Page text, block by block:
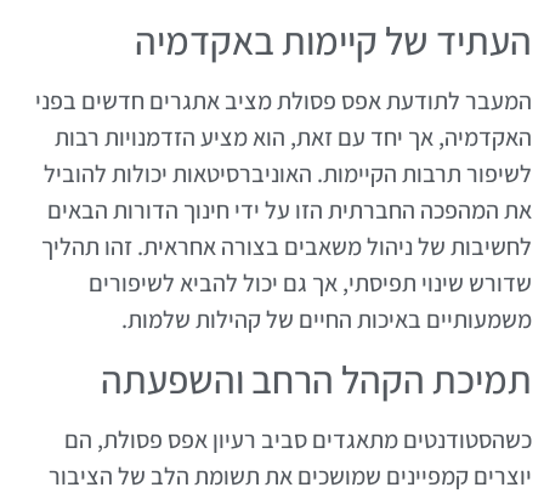
העתיד של קיימות באקדמיה
המעבר לתודעת אפס פסולת מציב אתגרים חדשים בפני
האקדמיה, אך יחד עם זאת, הוא מציע הזדמנויות רבות
לשיפור תרבות הקיימות. האוניברסיטאות יכולות להוביל
את המהפכה החברתית הזו על ידי חינוך הדורות הבאים
לחשיבות של ניהול משאבים בצורה אחראית. זהו תהליך
שדורש שינוי תפיסתי, אך גם יכול להביא לשיפורים
משמעותיים באיכות החיים של קהילות שלמות.
תמיכת הקהל הרחב והשפעתה
כשהסטודנטים מתאגדים סביב רעיון אפס פסולת, הם
יוצרים קמפיינים שמושכים את תשומת הלב של הציבור